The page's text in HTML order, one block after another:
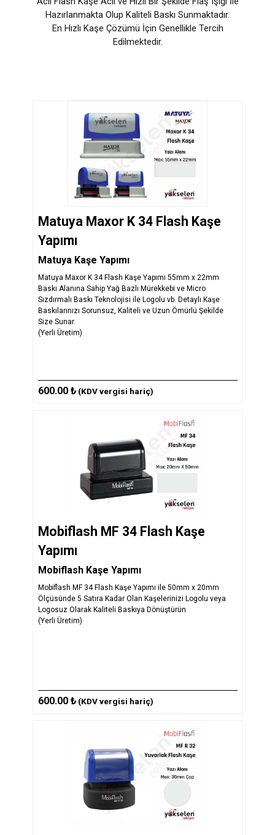
Hazırlanmakta Olup Kaliteli Baskı Sunmaktadır.
En Hızlı Kaşe Çözümü İçin Genellikle Tercih
Edilmektedir.
Matuya Maxor K 34 Flash Kaşe
Yapımı
Matuya Kaşe Yapımı
Matuya Maxor K 34 Flash Kaşe Yapımı 55mm x 22mm
Baskı Alanına Sahip Yağ Bazlı Mürekkebi ve Micro
Sızdırmalı Baskı Teknolojisi ile Logolu vb. Detaylı Kaşe
Baskılarınızı Sorunsuz, Kaliteli ve Uzun Ömürlü Şekilde
Size Sunar.
(Yerli Üretim)
600.00 ₺ (KDV vergisi hariç)
Mobiflash MF 34 Flash Kaşe
Yapımı
Mobiflash Kaşe Yapımı
Mobiflash MF 34 Flash Kaşe Yapımı ile 50mm x 20mm
Ölçüsünde 5 Satıra Kadar Olan Kaşelerinizi Logolu veya
Logosuz Olarak Kaliteli Baskıya Dönüştürün
(Yerli Üretim)
600.00 ₺ (KDV vergisi hariç)